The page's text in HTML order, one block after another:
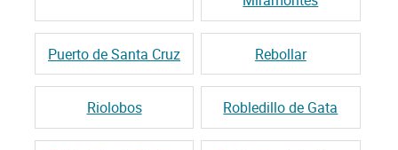
Puerto de Santa Cruz Rebollar
Riolobos Robledillo de Gata